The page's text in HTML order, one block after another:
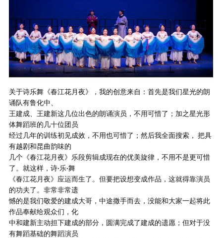
关于诗乐舞《春江花月夜》，我的创意来自：首先是我们星光的朗
诵队有鲁化中、
王建成、王建新这几位出色的朗诵演员，不用可惜了；加之星光形
体舞蹈班的几十位团员
经过几年的训练初见成效，不用也可惜了；然后我全面搜索， 把具
有越剧和昆曲韵味的
几个《春江花月夜》乐段剪辑成现在的优美旋律，不用不是更可惜
了。就这样，诗·乐·舞
《春江花月夜》应运而生了。但要把设想变成作品，这就得靠演员
的功夫了。非常非常遗
憾的是我们敬爱的建成大哥，中途撒手而去，没能和大家一起将此
作品奉献给观众们，化
中和建新主动担下建成的部分，圆满完成了建成的遗愿；但对于没
有舞蹈基础的舞蹈演员